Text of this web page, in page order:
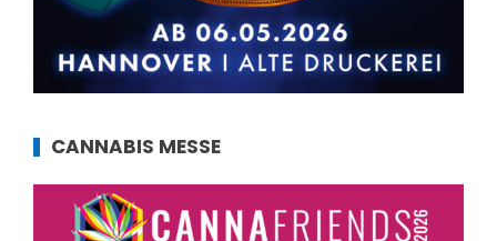
CANNABIS MESSE